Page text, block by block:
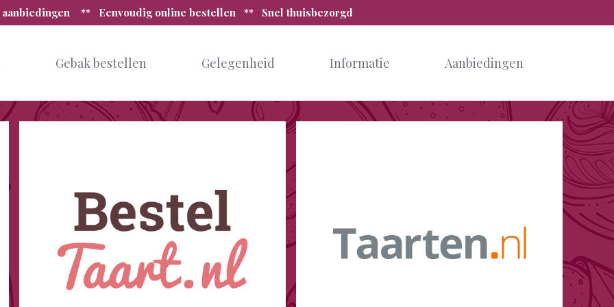
aanbiedingen ** Eenvoudig online bestellen ** Snel thuisbezorgd
Gebak bestellen Gelegenheid Informatie Aanbiedingen